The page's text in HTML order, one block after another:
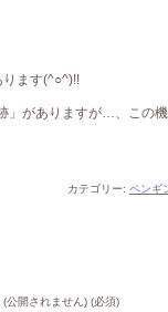
ます(^○^)!!
」がありますが…、この
カテゴリー: ペンギ
(公開されません) (必須)